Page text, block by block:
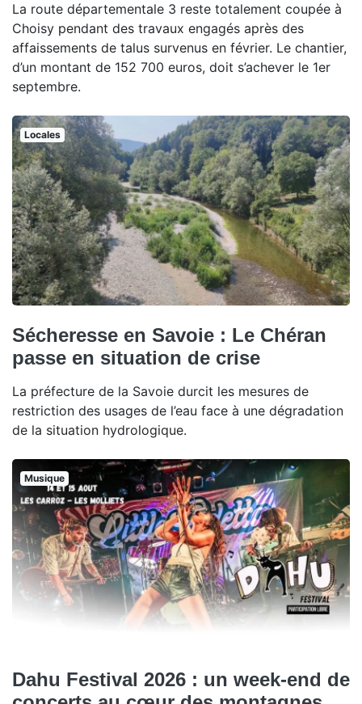
La route départementale 3 reste totalement coupée à
Choisy pendant des travaux engagés après des
affaissements de talus survenus en février. Le chantier,
d’un montant de 152 700 euros, doit s’achever le 1er
septembre.
Locales
Sécheresse en Savoie : Le Chéran
passe en situation de crise
La préfecture de la Savoie durcit les mesures de
restriction des usages de l’eau face à une dégradation
de la situation hydrologique.
Musique
Dahu Festival 2026 : un week-end de